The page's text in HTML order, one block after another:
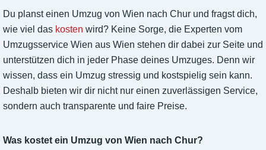
Du planst einen Umzug von Wien nach Chur und fragst dich,
wie viel das kosten wird? Keine Sorge, die Experten vom
Umzugsservice Wien aus Wien stehen dir dabei zur Seite und
unterstützen dich in jeder Phase deines Umzuges. Denn wir
wissen, dass ein Umzug stressig und kostspielig sein kann.
Deshalb bieten wir dir nicht nur einen zuverlässigen Service,
sondern auch transparente und faire Preise.
Was kostet ein Umzug von Wien nach Chur?